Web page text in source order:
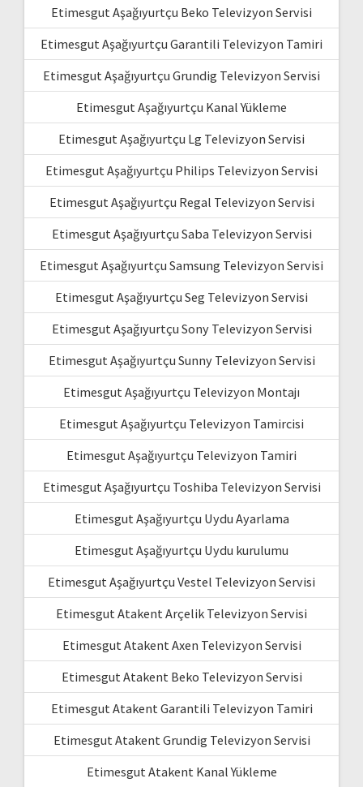
Etimesgut Aşağıyurtçu Beko Televizyon Servisi
Etimesgut Aşağıyurtçu Garantili Televizyon Tamiri
Etimesgut Aşağıyurtçu Grundig Televizyon Servisi
Etimesgut Aşağıyurtçu Kanal Yükleme
Etimesgut Aşağıyurtçu Lg Televizyon Servisi
Etimesgut Aşağıyurtçu Philips Televizyon Servisi
Etimesgut Aşağıyurtçu Regal Televizyon Servisi
Etimesgut Aşağıyurtçu Saba Televizyon Servisi
Etimesgut Aşağıyurtçu Samsung Televizyon Servisi
Etimesgut Aşağıyurtçu Seg Televizyon Servisi
Etimesgut Aşağıyurtçu Sony Televizyon Servisi
Etimesgut Aşağıyurtçu Sunny Televizyon Servisi
Etimesgut Aşağıyurtçu Televizyon Montajı
Etimesgut Aşağıyurtçu Televizyon Tamircisi
Etimesgut Aşağıyurtçu Televizyon Tamiri
Etimesgut Aşağıyurtçu Toshiba Televizyon Servisi
Etimesgut Aşağıyurtçu Uydu Ayarlama
Etimesgut Aşağıyurtçu Uydu kurulumu
Etimesgut Aşağıyurtçu Vestel Televizyon Servisi
Etimesgut Atakent Arçelik Televizyon Servisi
Etimesgut Atakent Axen Televizyon Servisi
Etimesgut Atakent Beko Televizyon Servisi
Etimesgut Atakent Garantili Televizyon Tamiri
Etimesgut Atakent Grundig Televizyon Servisi
Etimesgut Atakent Kanal Yükleme